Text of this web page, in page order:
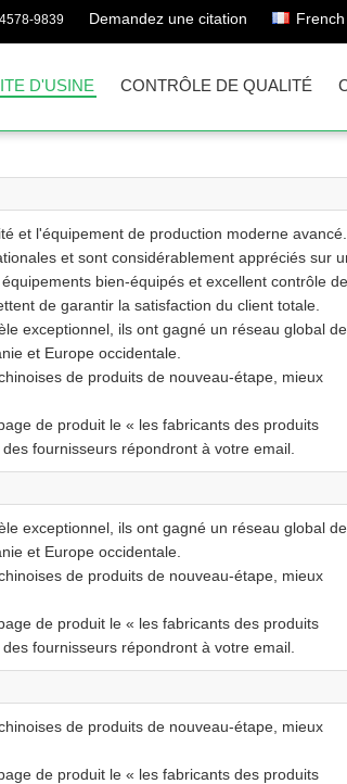
9839 Demandez une citation French
D'USINE CONTRÔLE DE QUALITÉ
et l'équipement de production moderne avancé.
et sont considérablement appréciés sur
bien-équipés et excellent contrôle de
de garantir la satisfaction du client totale.
exceptionnel, ils ont gagné un réseau global de
et Europe occidentale.
de produits de nouveau-étape, mieux
de produit le « les fabricants des produits
fournisseurs répondront à votre email.
exceptionnel, ils ont gagné un réseau global de
et Europe occidentale.
de produits de nouveau-étape, mieux
de produit le « les fabricants des produits
fournisseurs répondront à votre email.
de produits de nouveau-étape, mieux
de produit le « les fabricants des produits